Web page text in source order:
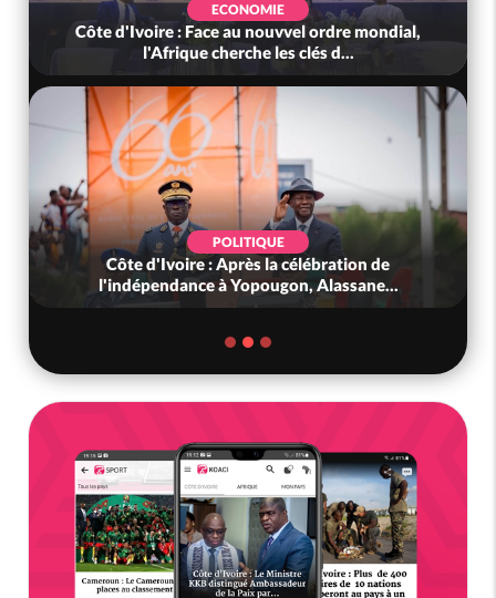
ECONOMIE
Côte d'Ivoire : Face au nouvvel ordre mondial,
l'Afrique cherche les clés d...
POLITIQUE
Côte d'Ivoire : Après la célébration de
l'indépendance à Yopougon, Alassane...